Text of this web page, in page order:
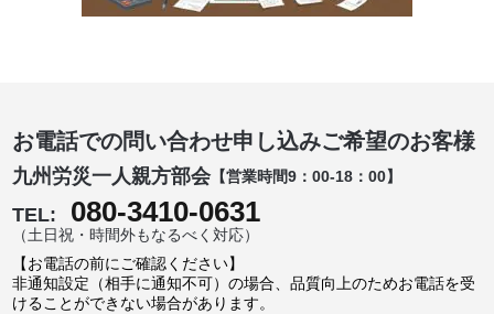
お電話での問い合わせ申し込みご希望のお客様
九州労災一人親方部会【営業時間9：00-18：00】
TEL: 080-3410-0631
（土日祝・時間外もなるべく対応）
【お電話の前にご確認ください】
非通知設定（相手に通知不可）の場合、品質向上のためお電話を受
けることができない場合があります。